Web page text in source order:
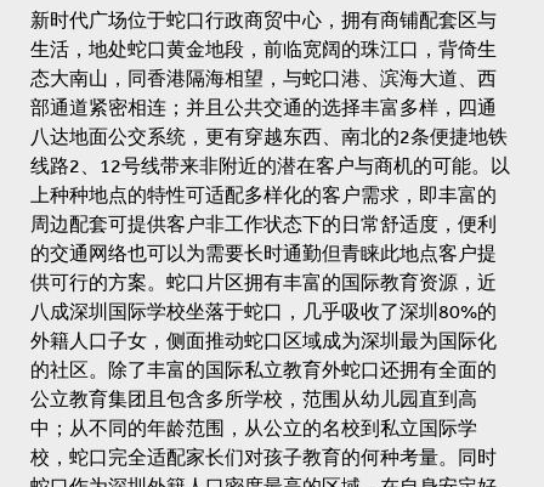
新时代广场位于蛇口行政商贸中心，拥有商铺配套区与
生活，地处蛇口黄金地段，前临宽阔的珠江口，背倚生
态大南山，同香港隔海相望，与蛇口港、滨海大道、西
部通道紧密相连；并且公共交通的选择丰富多样，四通
八达地面公交系统，更有穿越东西、南北的2条便捷地铁
线路2、12号线带来非附近的潜在客户与商机的可能。以
上种种地点的特性可适配多样化的客户需求，即丰富的
周边配套可提供客户非工作状态下的日常舒适度，便利
的交通网络也可以为需要长时通勤但青睐此地点客户提
供可行的方案。蛇口片区拥有丰富的国际教育资源，近
八成深圳国际学校坐落于蛇口，几乎吸收了深圳80%的
外籍人口子女，侧面推动蛇口区域成为深圳最为国际化
的社区。除了丰富的国际私立教育外蛇口还拥有全面的
公立教育集团且包含多所学校，范围从幼儿园直到高
中；从不同的年龄范围，从公立的名校到私立国际学
校，蛇口完全适配家长们对孩子教育的何种考量。同时